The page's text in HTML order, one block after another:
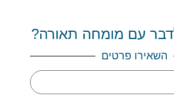
לדבר עם מומחה תאורה?
השאירו פרטים